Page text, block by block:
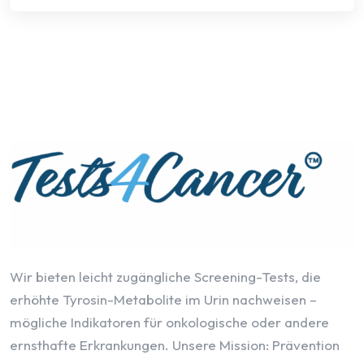
Wir bieten leicht zugängliche Screening-Tests, die
erhöhte Tyrosin-Metabolite im Urin nachweisen –
mögliche Indikatoren für onkologische oder andere
ernsthafte Erkrankungen. Unsere Mission: Prävention